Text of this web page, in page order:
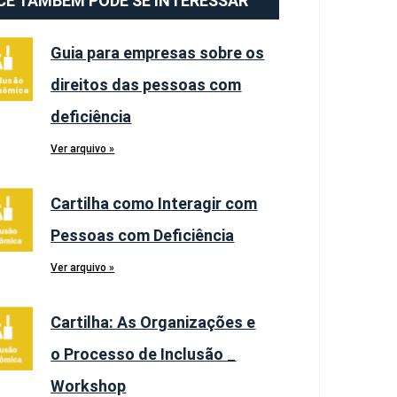
Guia para empresas sobre os
direitos das pessoas com
deficiência
Ver arquivo »
Cartilha como Interagir com
Pessoas com Deficiência
Ver arquivo »
Cartilha: As Organizações e
o Processo de Inclusão _
Workshop